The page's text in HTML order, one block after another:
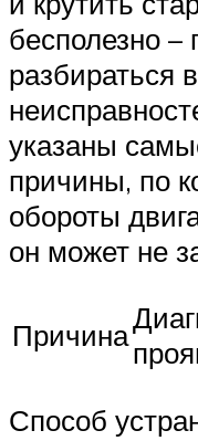
бесполезно
разбираться
указаны
причины, по
обороты
он может не
Причина
Способ